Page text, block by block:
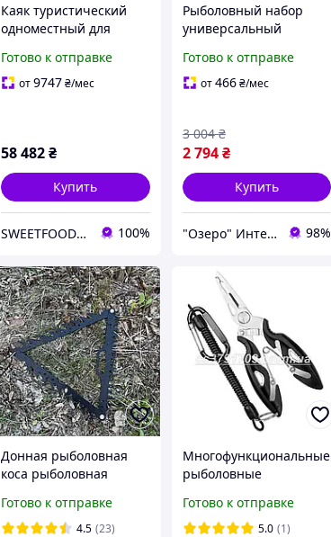
Каяк туристический
одноместный для
Seabird Expedition
Afjord kayak рыбацкий,
Готово к отправке
от9747₴/мес
58 482₴
Купить
SWEETFOOD интернет магазин 100%
Рыболовный набор
универсальный
Navigators new 2.10м
Готово к отправке
от466 ₴/мес
2 794 ₴
3 004 ₴
Купить
"Озеро" Интернет-магазин 98%
Донная рыболовная
коса рыболовная
стальная грабли
Качество
Готово к отправке
4.5 (23)
Многофункциональные
рыболовные
Плоскогубцы для
рыбалки Черные (1861)
Готово к отправке
5.0 (1)